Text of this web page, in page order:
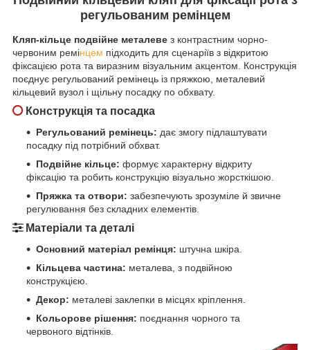
регульованим ремінцем
Кляп-кільце подвійне металеве з контрастним чорно-
червоним ремінцем підходить для сценаріїв з відкритою
фіксацією рота та виразним візуальним акцентом. Конструкція
поєднує регульований ремінець із пряжкою, металевий
кільцевий вузол і щільну посадку по обхвату.
Конструкція та посадка
Регульований ремінець: дає змогу підлаштувати
посадку під потрібний обхват.
Подвійне кільце: формує характерну відкриту
фіксацію та робить конструкцію візуально жорсткішою.
Пряжка та отвори: забезпечують зрозуміле й звичне
регулювання без складних елементів.
Матеріали та деталі
Основний матеріал ремінця: штучна шкіра.
Кільцева частина: металева, з подвійною
конструкцією.
Декор: металеві заклепки в місцях кріплення.
Кольорове рішення: поєднання чорного та
червоного відтінків.